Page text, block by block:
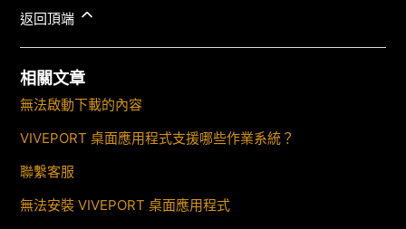
返回頂端
相關文章
無法啟動下載的內容
VIVEPORT 桌面應用程式支援哪些作業系統？
聯繫客服
無法安裝 VIVEPORT 桌面應用程式